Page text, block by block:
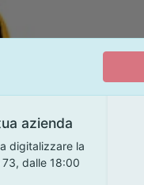
azienda
digitalizzare la
73, dalle 18:00